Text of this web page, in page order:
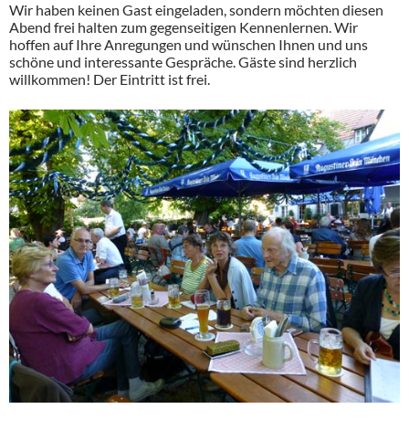
Wir haben keinen Gast eingeladen, sondern möchten diesen
Abend frei halten zum gegenseitigen Kennenlernen. Wir
hoffen auf Ihre Anregungen und wünschen Ihnen und uns
schöne und interessante Gespräche. Gäste sind herzlich
willkommen! Der Eintritt ist frei.